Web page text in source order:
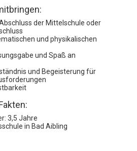
der Mittelschule oder
und physikalischen
und Spaß an
und Begeisterung für
3,5 Jahre
in Bad Aibling